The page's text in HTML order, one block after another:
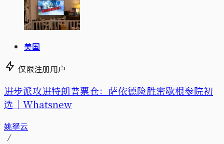
美国
仅限注册用户
进步派攻进特朗普票仓：萨依德险胜密歇根参院初
选｜Whatsnew
姚拏云